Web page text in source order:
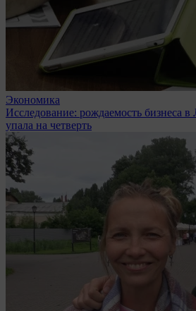
Экономика
Исследование: рождаемость бизнеса в
упала на четверть